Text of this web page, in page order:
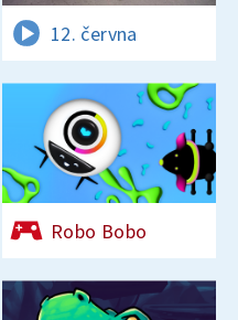
12. června
Robo Bobo